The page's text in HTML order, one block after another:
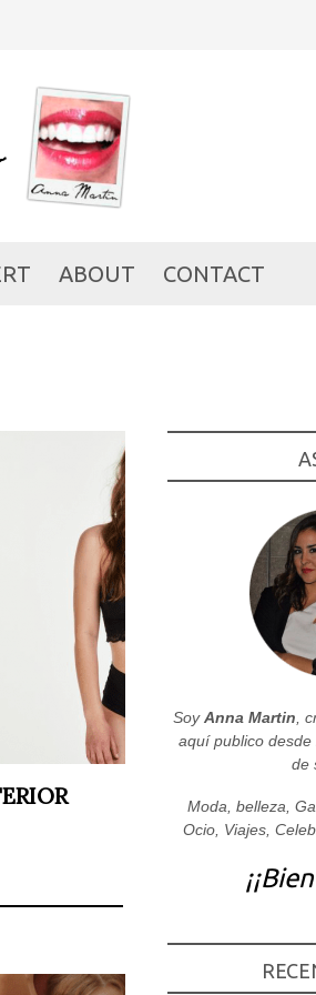
ABOUT CONTACT
SoyAnna Martin ,
aquí publico
de
Moda, belleza,
Ocio, Viajes,